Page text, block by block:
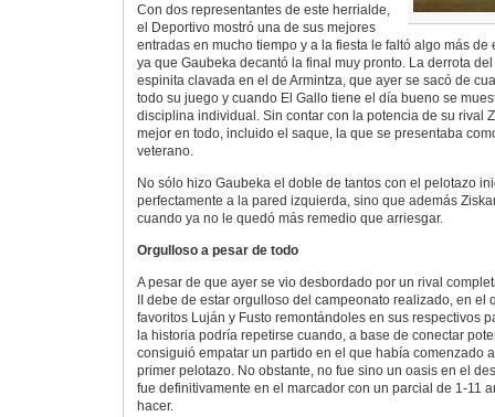
Con dos representantes de este herrialde,
el Deportivo mostró una de sus mejores
entradas en mucho tiempo y a la fiesta le faltó algo más
ya que Gaubeka decantó la final muy pronto. La derrota
espinita clavada en el de Armintza, que ayer se sacó de
todo su juego y cuando El Gallo tiene el día bueno se
disciplina individual. Sin contar con la potencia de su rival
mejor en todo, incluido el saque, la que se presentaba
veterano.
No sólo hizo Gaubeka el doble de tantos con el pelotazo
perfectamente a la pared izquierda, sino que además
cuando ya no le quedó más remedio que arriesgar.
Orgulloso a pesar de todo
A pesar de que ayer se vio desbordado por un rival
II debe de estar orgulloso del campeonato realizado, en el
favoritos Luján y Fusto remontándoles en sus respectivos
la historia podría repetirse cuando, a base de conectar
consiguió empatar un partido en el que había comenzado
primer pelotazo. No obstante, no fue sino un oasis en el
fue definitivamente en el marcador con un parcial de 1-11
hacer.